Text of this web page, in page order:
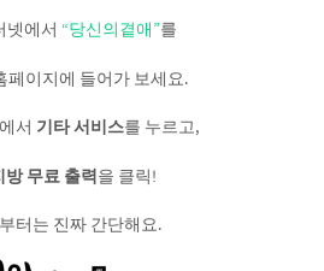
넷에서 “당신의곁애”를
페이지에 들어가 보세요.
서 기타 서비스를 누르고,
방 무료 출력을 클릭!
터는 진짜 간단해요.